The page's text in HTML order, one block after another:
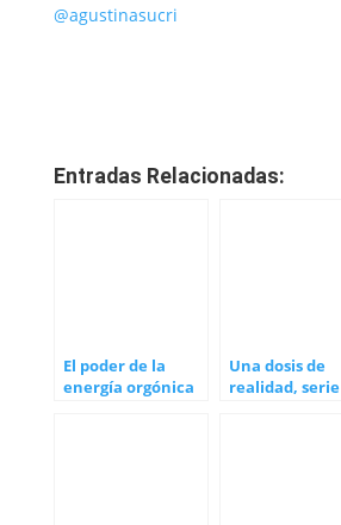
@agustinasucri
Entradas Relacionadas:
El poder de la
energía orgónica
Una dosis de
realidad, serie